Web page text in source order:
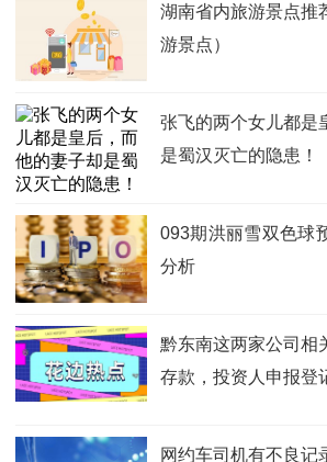
湖南省内旅游景点推
游景点）
张飞的两个女儿都是
是蜀汉灭亡的隐患！
093期洪丽雪双色球
分析
黔东南这两家公司相
存款，投资人申报登
网约车司机有不良记